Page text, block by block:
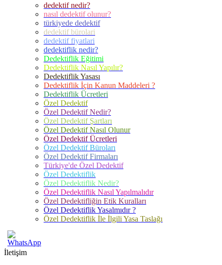
dedektif nedir?
nasıl dedektif olunur?
türkiyede dedektif
dedektif bürolari
dedektif fiyatlari
dedektiflik nedir?
Dedektiflik Eğitimi
Dedektiflik Nasıl Yapılır?
Dedektiflik Yasası
Dedektiflik İçin Kanun Maddeleri ?
Dedektiflik Ücretleri
Özel Dedektif
Özel Dedektif Nedir?
Özel Dedektif Şartları
Özel Dedektif Nasıl Olunur
Özel Dedektif Ücretleri
Özel Dedektif Büroları
Özel Dedektif Firmaları
Türkiye'de Özel Dedektif
Özel Dedektiflik
Özel Dedektiflik Nedir?
Özel Dedektiflik Nasıl Yapılmalıdır
Özel Dedektifliğin Etik Kuralları
Özel Dedektiflik Yasalmıdır ?
Özel Dedektiflik İle İlgili Yasa Taslağı
İletişim